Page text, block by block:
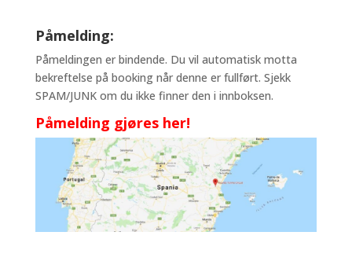
Påmelding:
Påmeldingen er bindende. Du vil automatisk motta
bekreftelse på booking når denne er fullført. Sjekk
SPAM/JUNK om du ikke finner den i innboksen.
Påmelding gjøres her!